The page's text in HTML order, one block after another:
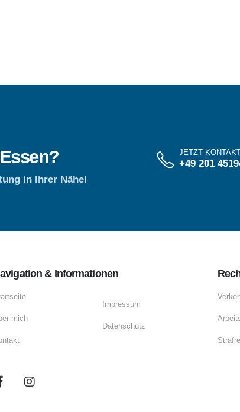
in Ihrer Nähe!
JETZT
+49 201
& Informationen
mich
Impressum
Datenschutz